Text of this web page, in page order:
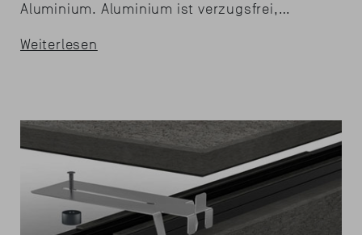
Aluminium. Aluminium ist verzugsfrei,…
Weiterlesen